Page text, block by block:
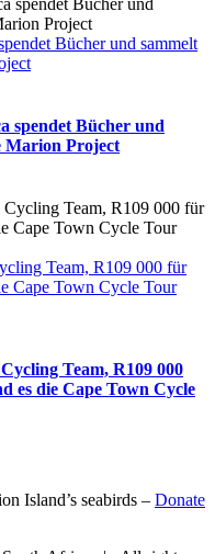
Bücher und sammelt
spendet Bücher und
Marion Project
Team, R109 000 für
Cape Town Cycle Tour
Team, R109 000
es die Cape Town Cycle
Island’s seabirds – Donate